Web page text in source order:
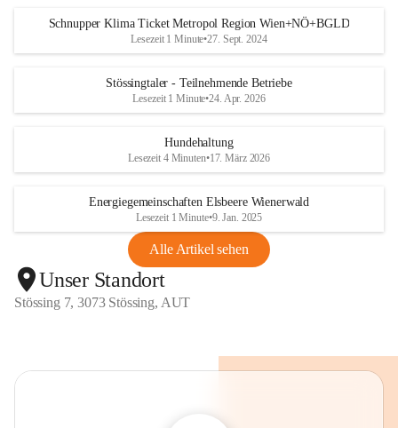
Schnupper Klima Ticket Metropol Region Wien+NÖ+BGLD
Lesezeit 1 Minute•27. Sept. 2024
Stössingtaler - Teilnehmende Betriebe
Lesezeit 1 Minute•24. Apr. 2026
Hundehaltung
Lesezeit 4 Minuten•17. März 2026
Energiegemeinschaften Elsbeere Wienerwald
Lesezeit 1 Minute•9. Jan. 2025
Alle Artikel sehen
Unser Standort
Stössing 7, 3073 Stössing, AUT